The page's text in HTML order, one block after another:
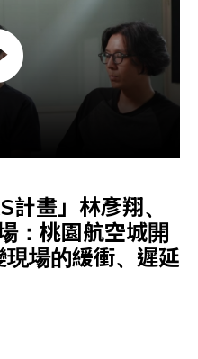
計畫」林彥翔、
：桃園航空城開
場的緩衝、遲延